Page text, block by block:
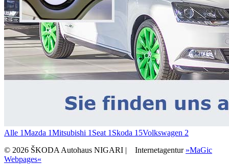
Alle 1Mazda 1Mitsubishi 1 Seat 1 Skoda 15Volkswagen 2
© 2026 ŠKODA Autohaus NIGARI |
Internetagentur »MaGic
Webpages«